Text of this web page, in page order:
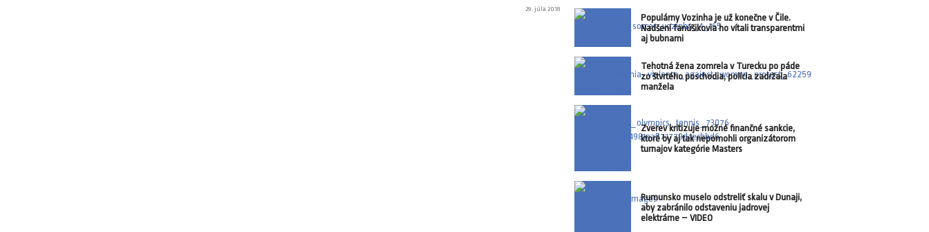
29. júla 2018
Populárny Vozinha je už konečne v Čile.
Nadšení fanúšikovia ho vítali transparentmi
aj bubnami
Tehotná žena zomrela v Turecku po páde
zo štvrtého poschodia, polícia zadržala
manžela
Zverev kritizuje možné finančné sankcie,
ktoré by aj tak nepomohli organizátorom
turnajov kategórie Masters
Rumunsko muselo odstreliť skalu v Dunaji,
aby zabránilo odstaveniu jadrovej
elektrárne – VIDEO